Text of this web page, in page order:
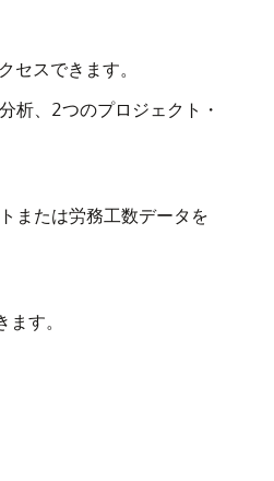
スできます。
析、2つのプロジェクト・
または労務工数データを
す。